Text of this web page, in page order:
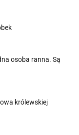
osoba ranna. Są
królewskiej